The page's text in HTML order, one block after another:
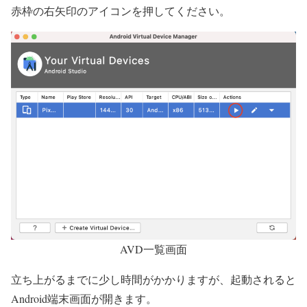
赤枠の右矢印のアイコンを押してください。
AVD一覧画面
立ち上がるまでに少し時間がかかりますが、起動されると
Android端末画面が開きます。